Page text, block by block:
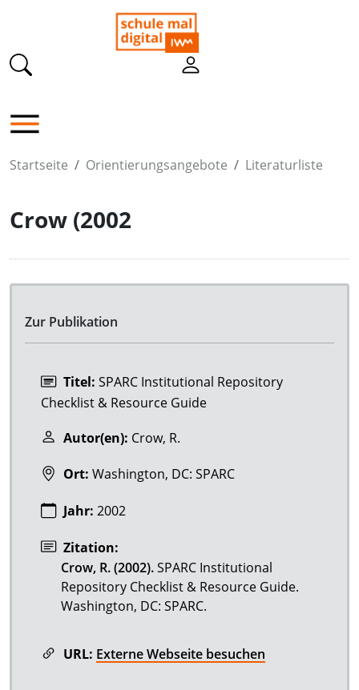
Startseite Orientierungsangebote Literaturliste
Crow (2002
Zur Publikation
Titel: SPARC Institutional Repository
Checklist & Resource Guide
Autor(en): Crow, R.
Ort: Washington, DC: SPARC
Jahr: 2002
Zitation:
Crow, R. (2002).SPARC Institutional
Repository Checklist & Resource Guide.
Washington, DC: SPARC.
URL: Externe Webseite besuchen